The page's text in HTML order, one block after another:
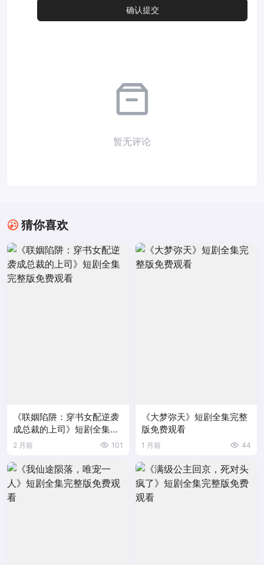
暂无评论
猜你喜欢
《联姻陷阱：穿书女配逆袭
成总裁的上司》短剧全集完
整版免费观看
2 月前 101
《大梦弥天》短剧全集完整
版免费观看
1 月前 44